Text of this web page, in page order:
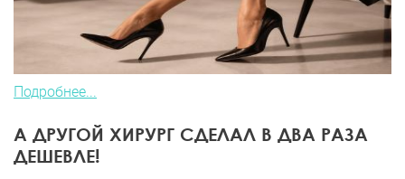
Подробнее...
А ДРУГОЙ ХИРУРГ СДЕЛАЛ В ДВА РАЗА
ДЕШЕВЛЕ!